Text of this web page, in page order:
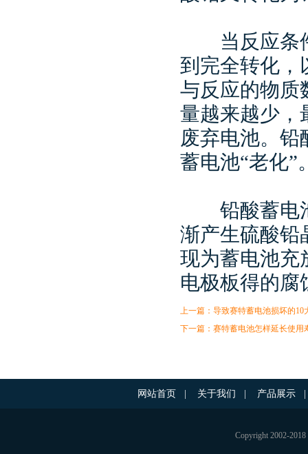
当反应条件
到完全转化，
与反应的物质
量越来越少，
废弃电池。铅
蓄电池“老化”
铅酸蓄电池
渐产生硫酸铅
现为蓄电池充
电极板得的腐
上一篇： 导致赛特蓄电池损坏的10
下一篇： 赛特蓄电池怎样延长使用
网站首页 关于我们 产品展示
Copyright 2002-